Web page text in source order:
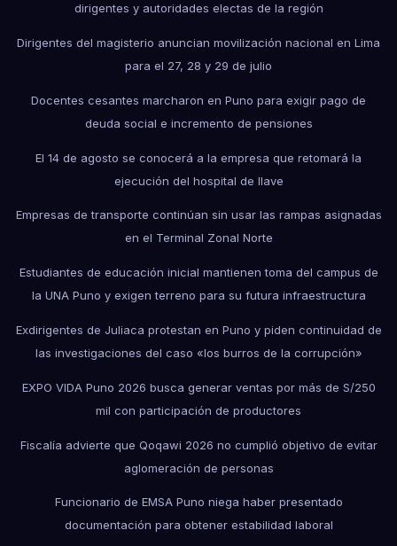
dirigentes y autoridades electas de la región
Dirigentes del magisterio anuncian movilización nacional en Lima
para el 27, 28 y 29 de julio
Docentes cesantes marcharon en Puno para exigir pago de
deuda social e incremento de pensiones
El 14 de agosto se conocerá a la empresa que retomará la
ejecución del hospital de Ilave
Empresas de transporte continúan sin usar las rampas asignadas
en el Terminal Zonal Norte
Estudiantes de educación inicial mantienen toma del campus de
la UNA Puno y exigen terreno para su futura infraestructura
Exdirigentes de Juliaca protestan en Puno y piden continuidad de
las investigaciones del caso «los burros de la corrupción»
EXPO VIDA Puno 2026 busca generar ventas por más de S/250
mil con participación de productores
Fiscalía advierte que Qoqawi 2026 no cumplió objetivo de evitar
aglomeración de personas
Funcionario de EMSA Puno niega haber presentado
documentación para obtener estabilidad laboral